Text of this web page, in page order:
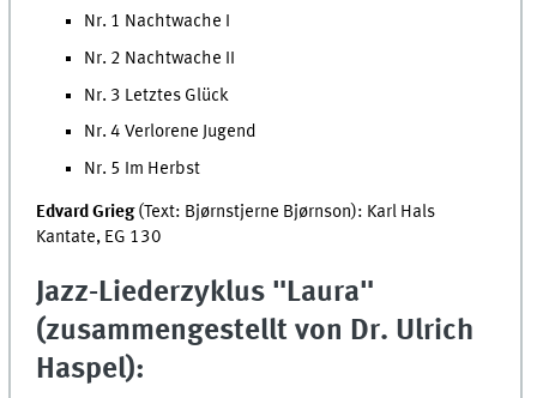
Nr. 1 Nachtwache I
Nr. 2 Nachtwache II
Nr. 3 Letztes Glück
Nr. 4 Verlorene Jugend
Nr. 5 Im Herbst
Edvard Grieg(Text: Bjørnstjerne Bjørnson): Karl Hals
Kantate, EG 130
Jazz-Liederzyklus "Laura"
(zusammengestellt von Dr. Ulrich
Haspel):